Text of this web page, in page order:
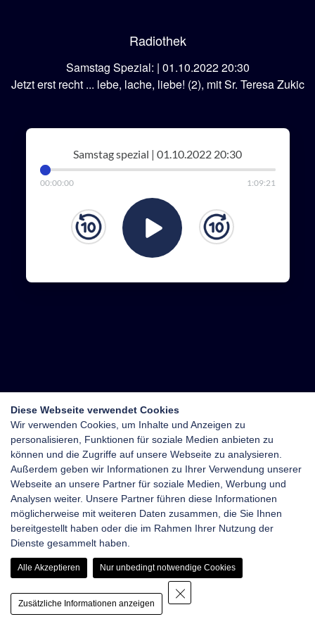
Radiothek
Samstag Spezial: | 01.10.2022 20:30
Jetzt erst recht ... lebe, lache, liebe! (2), mit Sr. Teresa Zukic
Samstag spezial | 01.10.2022 20:30
00:00:00 1:09:21
Diese Webseite verwendet Cookies
Wir verwenden Cookies, um Inhalte und Anzeigen zu
personalisieren, Funktionen für soziale Medien anbieten zu
können und die Zugriffe auf unsere Webseite zu analysieren.
Außerdem geben wir Informationen zu Ihrer Verwendung unserer
Webseite an unsere Partner für soziale Medien, Werbung und
Analysen weiter. Unsere Partner führen diese Informationen
möglicherweise mit weiteren Daten zusammen, die Sie Ihnen
bereitgestellt haben oder die im Rahmen Ihrer Nutzung der
Dienste gesammelt haben.
Alle Akzeptieren Nur unbedingt notwendige Cookies
Zusätzliche Informationen anzeigen